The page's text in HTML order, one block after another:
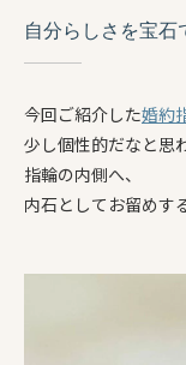
自分らしさを宝石
今回ご紹介した婚約
少し個性的だなと思
指輪の内側へ、
内石としてお留めす